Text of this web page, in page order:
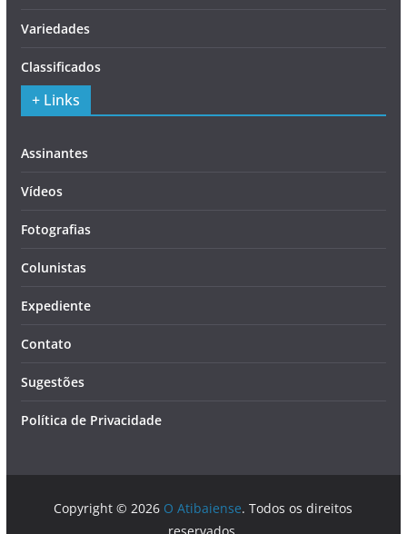
Variedades
Classificados
+ Links
Assinantes
Vídeos
Fotografias
Colunistas
Expediente
Contato
Sugestões
Política de Privacidade
Copyright © 2026 O Atibaiense. Todos os direitos